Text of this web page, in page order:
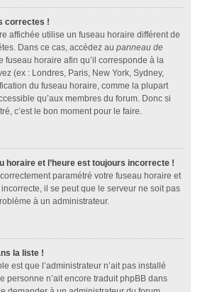
correctes !
affichée utilise un fuseau horaire différent de
Dans ce cas, accédez au panneau de
fuseau horaire afin qu’il corresponde à la
(ex : Londres, Paris, New York, Sydney,
du fuseau horaire, comme la plupart
qu’aux membres du forum. Donc si
c’est le bon moment pour le faire.
horaire et l’heure est toujours incorrecte !
paramétré votre fuseau horaire et
il se peut que le serveur ne soit pas
à un administrateur.
la liste !
est que l’administrateur n’ait pas installé
personne n’ait encore traduit phpBB dans